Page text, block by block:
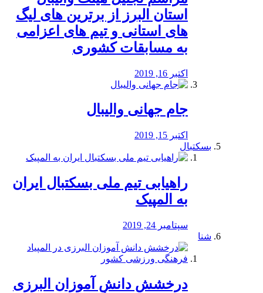
استان البرز از برترین های لیگ
های استانی و تیم های اعزامی
به مسابقات کشوری
اکتبر 16, 2019
جام جهانی والیبال
اکتبر 15, 2019
بسکتبال
راهیابی تیم ملی بسکتبال ایران
به المپیک
سپتامبر 24, 2019
شنا
درخشش دانش آموزان البرزی